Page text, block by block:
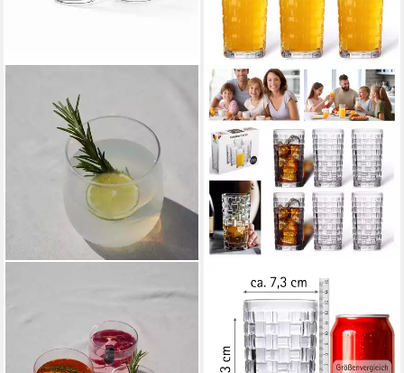
Wasserglas BPA-frei, Wasser
& Saft, spülmaschinenfest, 4-
tlg., 4-teilig, 8-teilig, 12-teilig
BRAHMSTEIN
Gläser-Set Trinkgläser Set
Wassergläser 6er Set für
Cocktails Wasser, Softdrinks,
6-tlg., 6-teilig, Wassergläser-